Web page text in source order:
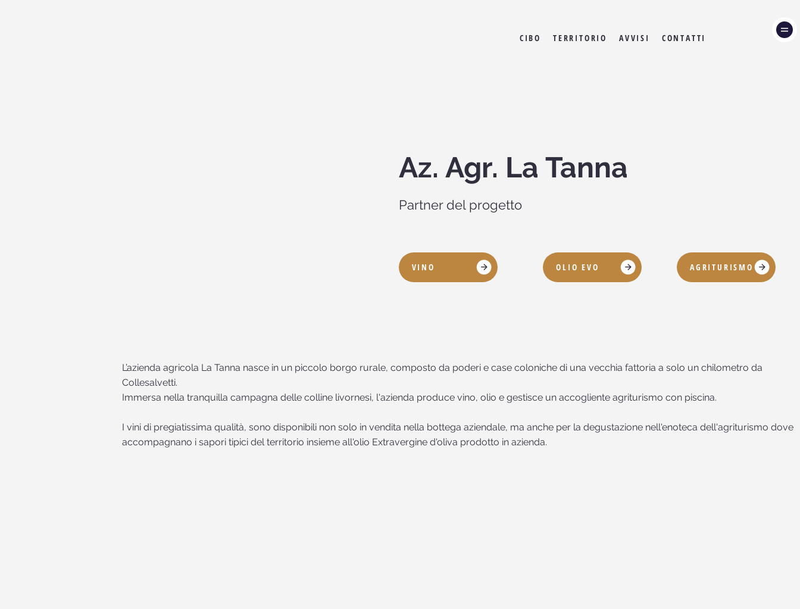
CIBO TERRITORIO AVVISI CONTATTI
Az. Agr. La Tanna
Partner del progetto
VINO OLIO EVO AGRITURISMO
L’azienda agricola La Tanna nasce in un piccolo borgo rurale, composto da poderi e case coloniche di una vecchia fattoria a solo un chilometro da
Collesalvetti.
Immersa nella tranquilla campagna delle colline livornesi, l'azienda produce vino, olio e gestisce un accogliente agriturismo con piscina.
I vini di pregiatissima qualità, sono disponibili non solo in vendita nella bottega aziendale, ma anche per la degustazione nell'enoteca dell'agriturismo dove
accompagnano i sapori tipici del territorio insieme all'olio Extravergine d'oliva prodotto in azienda.